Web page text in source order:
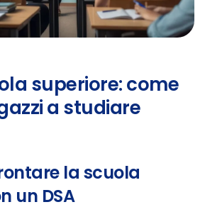
superiore: come
a studiare
la scuola
un DSA